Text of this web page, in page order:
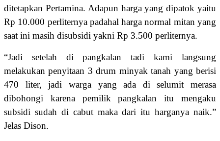
ditetapkan Pertamina. Adapun harga yang dipatok yaitu
Rp 10.000 perliternya padahal harga normal mitan yang
saat ini masih disubsidi yakni Rp 3.500 perliternya.
“Jadi setelah di pangkalan tadi kami langsung
melakukan penyitaan 3 drum minyak tanah yang berisi
470 liter, jadi warga yang ada di selumit merasa
dibohongi karena pemilik pangkalan itu mengaku
subsidi sudah di cabut maka dari itu harganya naik.”
Jelas Dison.